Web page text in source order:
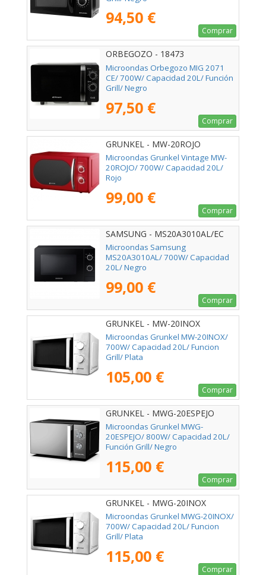
94,50 €
Comprar
ORBEGOZO - 18473
Microondas Orbegozo MIG 2071
CE/ 700W/ Capacidad 20L/ Función
Grill/ Negro
97,50 €
Comprar
GRUNKEL - MW-20ROJO
Microondas Grunkel Vintage MW-
20ROJO/ 700W/ Capacidad 20L/
Rojo
99,00 €
Comprar
SAMSUNG - MS20A3010AL/EC
Microondas Samsung
MS20A3010AL/ 700W/ Capacidad
20L/ Negro
99,00 €
Comprar
GRUNKEL - MW-20INOX
Microondas Grunkel MW-20INOX/
700W/ Capacidad 20L/ Funcion
Grill/ Plata
105,00 €
Comprar
GRUNKEL - MWG-20ESPEJO
Microondas Grunkel MWG-
20ESPEJO/ 800W/ Capacidad 20L/
Función Grill/ Negro
115,00 €
Comprar
GRUNKEL - MWG-20INOX
Microondas Grunkel MWG-20INOX/
700W/ Capacidad 20L/ Funcion
Grill/ Plata
115,00 €
Comprar